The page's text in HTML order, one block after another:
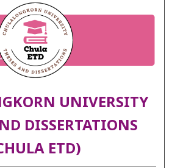
UNIVERSITY
DISSERTATIONS
ETD)